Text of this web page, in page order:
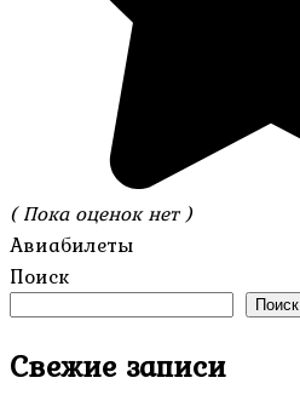
( Пока оценок нет )
Авиабилеты
Поиск
Поиск
Свежие записи